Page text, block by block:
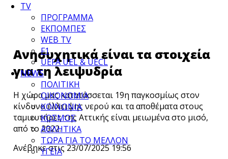
TV
ΠΡΟΓΡΑΜΜΑ
ΕΚΠΟΜΠΕΣ
WEB TV
F1
UEFA UEL & UECL
NEWS
ΠΟΛΙΤΙΚΗ
ΟΙΚΟΝΟΜΙΑ
ΚΟΙΝΩΝΙΑ
ΚΟΣΜΟΣ
ΑΘΛΗΤΙΚΑ
ΤΩΡΑ ΓΙΑ ΤΟ ΜΕΛΛΟΝ
ΥΓΕΙΑ
Ανησυχητικά είναι τα στοιχεία
για τη λειψυδρία
Η χώρα μας κατατάσσεται 19η παγκοσμίως στον
κίνδυνο έλλειψης νερού και τα αποθέματα στους
ταμιευτήρες της Αττικής είναι μειωμένα στο μισό,
από το 2022.
Ανέβηκε στις 23/07/2025 19:56